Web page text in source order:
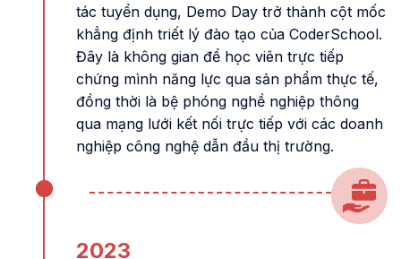
tác tuyển dụng, Demo Day trở thành cột mốc
khẳng định triết lý đào tạo của CoderSchool.
Đây là không gian để học viên trực tiếp
chứng mình năng lực qua sản phẩm thực tế,
đồng thời là bệ phóng nghề nghiệp thông
qua mạng lưới kết nối trực tiếp với các doanh
nghiệp công nghệ dẫn đầu thị trường.
2023